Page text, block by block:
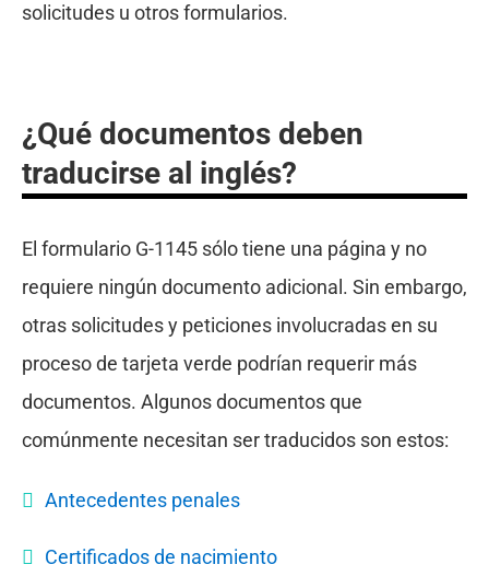
solicitudes u otros formularios.
¿Qué documentos deben
traducirse al inglés?
El formulario G-1145 sólo tiene una página y no
requiere ningún documento adicional. Sin embargo,
otras solicitudes y peticiones involucradas en su
proceso de tarjeta verde podrían requerir más
documentos. Algunos documentos que
comúnmente necesitan ser traducidos son estos:
Antecedentes penales
Certificados de nacimiento